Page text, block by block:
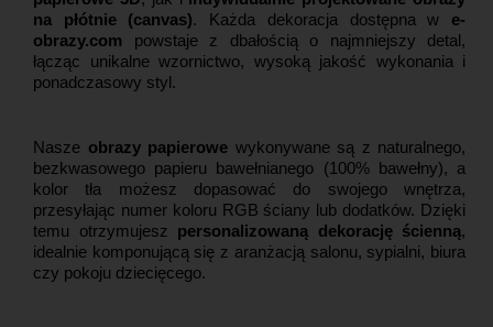
na płótnie (canvas). Każda dekoracja dostępna w e-
obrazy.com powstaje z dbałością o najmniejszy detal,
łącząc unikalne wzornictwo, wysoką jakość wykonania i
ponadczasowy styl.
Nasze obrazy papierowe wykonywane są z naturalnego,
bezkwasowego papieru bawełnianego (100% bawełny), a
kolor tła możesz dopasować do swojego wnętrza,
przesyłając numer koloru RGB ściany lub dodatków. Dzięki
temu otrzymujesz personalizowaną dekorację ścienną,
idealnie komponującą się z aranżacją salonu, sypialni, biura
czy pokoju dziecięcego.